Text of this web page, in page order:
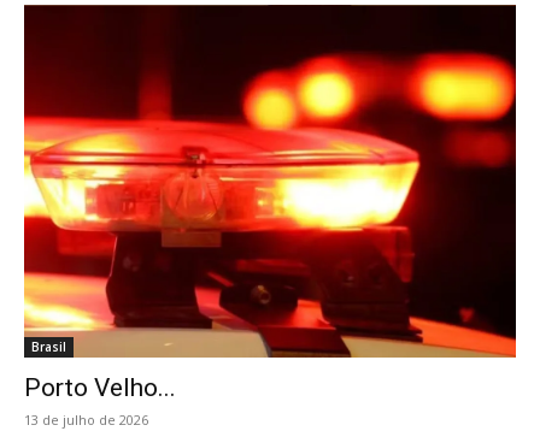
Brasil
Porto Velho...
13 de julho de 2026